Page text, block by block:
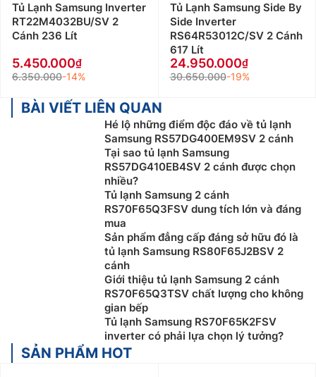
Tủ Lạnh Samsung Inverter
RT22M4032BU/SV 2
Cánh 236 Lít
5.450.000
6.350.000-14%
Tủ Lạnh Samsung Side By
Side Inverter
RS64R53012C/SV 2 Cánh
617 Lít
24.950.000
30.650.000-19%
BÀI VIẾT LIÊN QUAN
Hé lộ những điểm độc đáo về tủ lạnh
Samsung RS57DG400EM9SV 2 cánh
Tại sao tủ lạnh Samsung
RS57DG410EB4SV 2 cánh được chọn
nhiều?
Tủ lạnh Samsung 2 cánh
RS70F65Q3FSV dung tích lớn và đáng
mua
Sản phẩm đẳng cấp đáng sở hữu đó là
tủ lạnh Samsung RS80F65J2BSV 2
cánh
Giới thiệu tủ lạnh Samsung 2 cánh
RS70F65Q3TSV chất lượng cho không
gian bếp
Tủ lạnh Samsung RS70F65K2FSV
inverter có phải lựa chọn lý tưởng?
SẢN PHẨM HOT